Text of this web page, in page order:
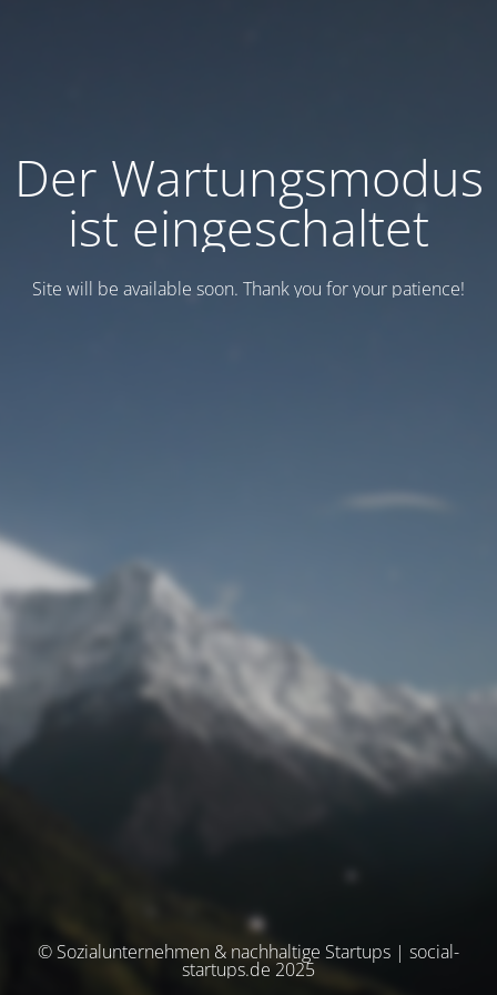
Der Wartungsmodus
ist eingeschaltet
Site will be available soon. Thank you for your patience!
© Sozialunternehmen & nachhaltige Startups | social-
startups.de 2025